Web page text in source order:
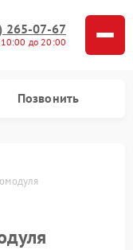
265-07-67
10:00 до 20:00
Позвонить